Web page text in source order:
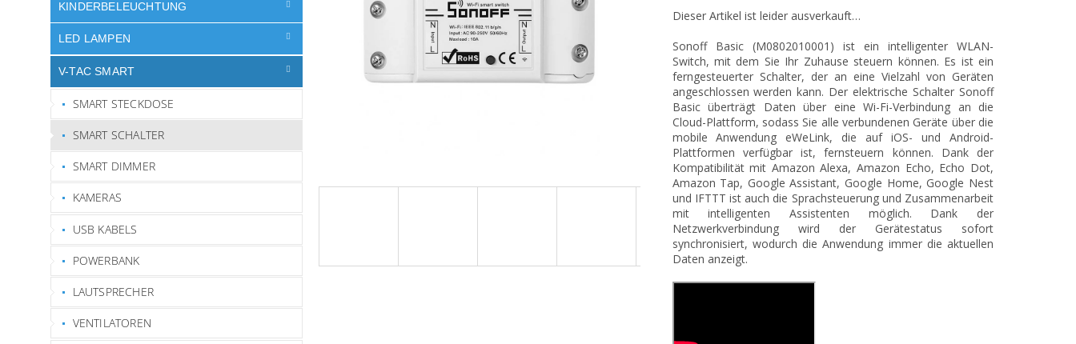
KINDERBELEUCHTUNG
LED LAMPEN
V-TAC SMART
SMART STECKDOSE
SMART SCHALTER
SMART DIMMER
KAMERAS
USB KABELS
POWERBANK
LAUTSPRECHER
VENTILATOREN
Dieser Artikel ist leider ausverkauft…
Sonoff Basic (M0802010001) ist ein intelligenter WLAN-
Switch, mit dem Sie Ihr Zuhause steuern können. Es ist ein
ferngesteuerter Schalter, der an eine Vielzahl von Geräten
angeschlossen werden kann. Der elektrische Schalter Sonoff
Basic überträgt Daten über eine Wi-Fi-Verbindung an die
Cloud-Plattform, sodass Sie alle verbundenen Geräte über die
mobile Anwendung eWeLink, die auf iOS- und Android-
Plattformen verfügbar ist, fernsteuern können. Dank der
Kompatibilität mit Amazon Alexa, Amazon Echo, Echo Dot,
Amazon Tap, Google Assistant, Google Home, Google Nest
und IFTTT ist auch die Sprachsteuerung und Zusammenarbeit
mit intelligenten Assistenten möglich. Dank der
Netzwerkverbindung wird der Gerätestatus sofort
synchronisiert, wodurch die Anwendung immer die aktuellen
Daten anzeigt.